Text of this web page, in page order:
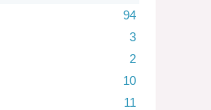
94
3
2
10
11